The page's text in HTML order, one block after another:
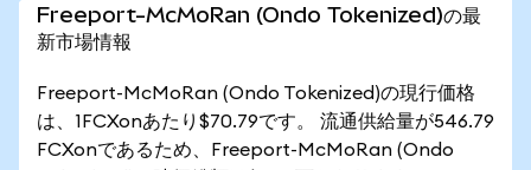
Freeport-McMoRan (Ondo Tokenized)の最
新市場情報
Freeport-McMoRan (Ondo Tokenized)の現行価格
は、1FCXonあたり$70.79です。 流通供給量が546.79
FCXonであるため、Freeport-McMoRan (Ondo